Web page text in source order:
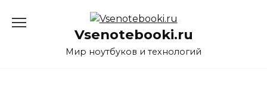
Vsenotebooki.ru
Мир ноутбуков и технологий